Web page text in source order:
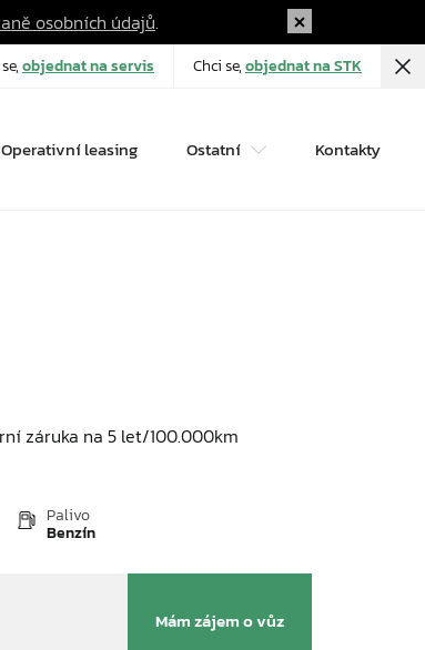
osobních údajů.
objednat na servis Chci se,objednat na STK
Operativní leasing Ostatní Kontakty
záruka na 5 let/100.000km
Palivo
Benzín
Mám zájem o vůz